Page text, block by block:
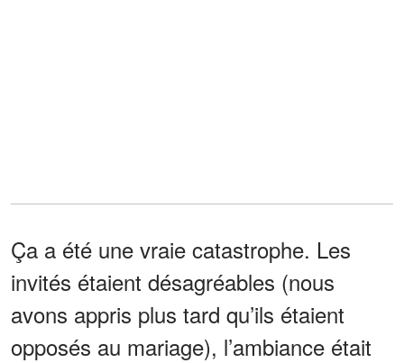
Ça a été une vraie catastrophe. Les
invités étaient désagréables (nous
avons appris plus tard qu’ils étaient
opposés au mariage), l’ambiance était